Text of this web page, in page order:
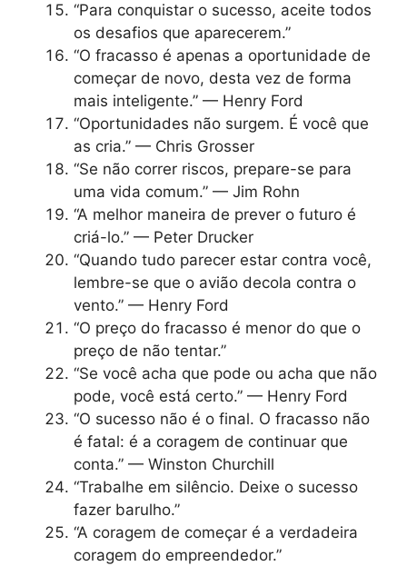
“Para conquistar o sucesso, aceite todos
os desafios que aparecerem.”
“O fracasso é apenas a oportunidade de
começar de novo, desta vez de forma
mais inteligente.” — Henry Ford
“Oportunidades não surgem. É você que
as cria.” — Chris Grosser
“Se não correr riscos, prepare-se para
uma vida comum.” — Jim Rohn
“A melhor maneira de prever o futuro é
criá-lo.” — Peter Drucker
“Quando tudo parecer estar contra você,
lembre-se que o avião decola contra o
vento.” — Henry Ford
“O preço do fracasso é menor do que o
preço de não tentar.”
“Se você acha que pode ou acha que não
pode, você está certo.” — Henry Ford
“O sucesso não é o final. O fracasso não
é fatal: é a coragem de continuar que
conta.” — Winston Churchill
“Trabalhe em silêncio. Deixe o sucesso
fazer barulho.”
“A coragem de começar é a verdadeira
coragem do empreendedor.”